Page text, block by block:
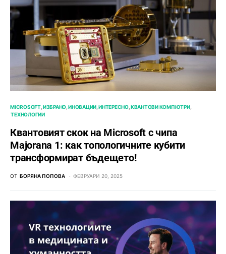
MICROSOFT ИЗБРАНО ИНОВАЦИИ ИНТЕРЕСНО КВАНТОВИ КОМПЮТРИ
ТЕХНОЛОГИИ
Квантовият скок на Microsoft с чипа
Majorana 1: как топологичните кубити
трансформират бъдещето!
ОТ БОРЯНА ПОПОВА ФЕВРУАРИ 20, 2025